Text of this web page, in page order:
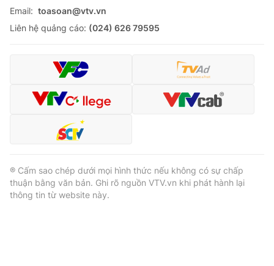
Email: toasoan@vtv.vn
Liên hệ quảng cáo: (024) 626 79595
® Cấm sao chép dưới mọi hình thức nếu không có sự chấp
thuận bằng văn bản. Ghi rõ nguồn VTV.vn khi phát hành lại
thông tin từ website này.